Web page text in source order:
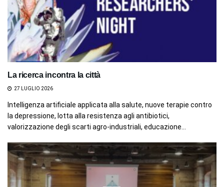
La ricerca incontra la città
27 LUGLIO 2026
Intelligenza artificiale applicata alla salute, nuove terapie contro
la depressione, lotta alla resistenza agli antibiotici,
valorizzazione degli scarti agro-industriali, educazione...